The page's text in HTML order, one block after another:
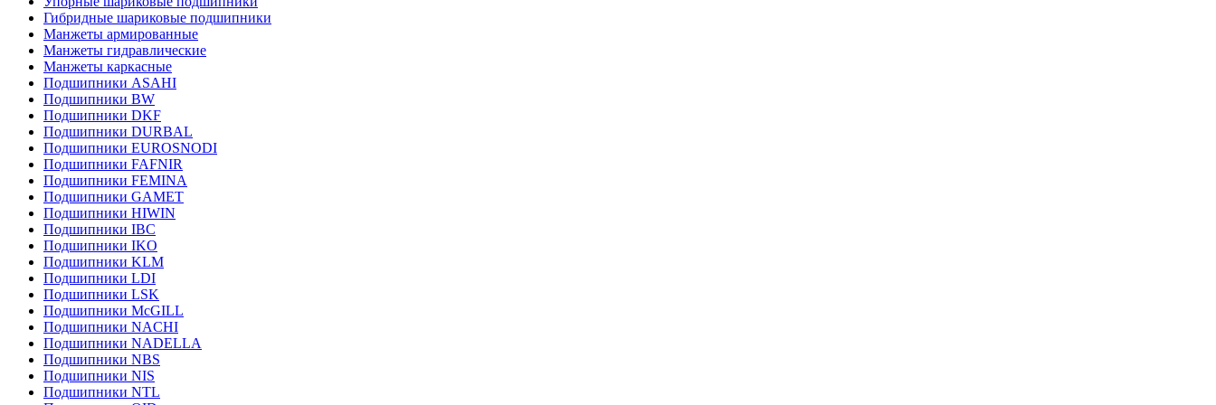
Гибридные шариковые подшипники
Манжеты армированные
Манжеты гидравлические
Манжеты каркасные
Подшипники ASAHI
Подшипники BW
Подшипники DKF
Подшипники DURBAL
Подшипники EUROSNODI
Подшипники FAFNIR
Подшипники FEMINA
Подшипники GAMET
Подшипники HIWIN
Подшипники IBC
Подшипники IKO
Подшипники KLM
Подшипники LDI
Подшипники LSK
Подшипники McGILL
Подшипники NACHI
Подшипники NADELLA
Подшипники NBS
Подшипники NIS
Подшипники NTL